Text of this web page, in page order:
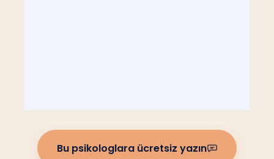
Bu psikologlara ücretsiz yazın